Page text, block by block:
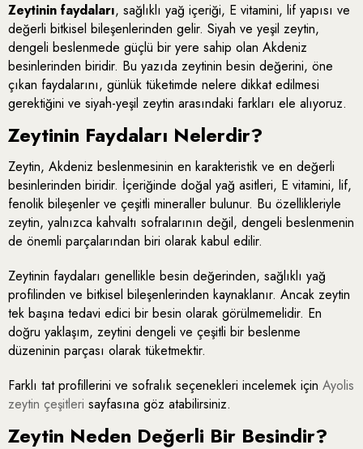
Zeytinin faydaları, sağlıklı yağ içeriği, E vitamini, lif yapısı ve
değerli bitkisel bileşenlerinden gelir. Siyah ve yeşil zeytin,
dengeli beslenmede güçlü bir yere sahip olan Akdeniz
besinlerinden biridir. Bu yazıda zeytinin besin değerini, öne
çıkan faydalarını, günlük tüketimde nelere dikkat edilmesi
gerektiğini ve siyah-yeşil zeytin arasındaki farkları ele alıyoruz.
Zeytinin Faydaları Nelerdir?
Zeytin, Akdeniz beslenmesinin en karakteristik ve en değerli
besinlerinden biridir. İçeriğinde doğal yağ asitleri, E vitamini, lif,
fenolik bileşenler ve çeşitli mineraller bulunur. Bu özellikleriyle
zeytin, yalnızca kahvaltı sofralarının değil, dengeli beslenmenin
de önemli parçalarından biri olarak kabul edilir.
Zeytinin faydaları genellikle besin değerinden, sağlıklı yağ
profilinden ve bitkisel bileşenlerinden kaynaklanır. Ancak zeytin
tek başına tedavi edici bir besin olarak görülmemelidir. En
doğru yaklaşım, zeytini dengeli ve çeşitli bir beslenme
düzeninin parçası olarak tüketmektir.
Farklı tat profillerini ve sofralık seçenekleri incelemek için Ayolis
zeytin çeşitleri sayfasına göz atabilirsiniz.
Zeytin Neden Değerli Bir Besindir?